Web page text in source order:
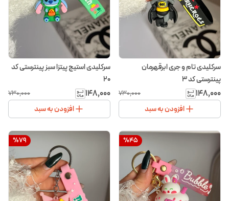
سرکلیدی تام و جری ابرقهرمان
پینترستی کد ۳
۱۴۸٬۰۰۰ ۷۳۰٬۰۰۰
افزودن به سبد
سرکلیدی استیج پیتزا سبز پینترستی کد
۲۰
۱۴۸٬۰۰۰ ۷۳۰٬۰۰۰
افزودن به سبد
%45
%79